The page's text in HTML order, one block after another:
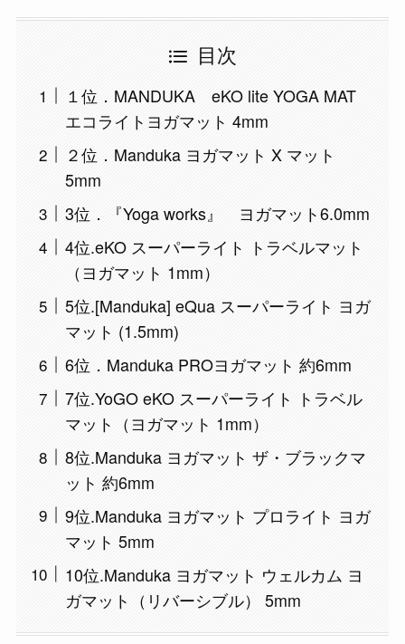
目次
１位．MANDUKA eKO lite YOGA MAT
エコライトヨガマット 4mm
２位．Manduka ヨガマット X マット
5mm
3位．『Yoga works』 ヨガマット6.0mm
4位.eKO スーパーライト トラベルマット
（ヨガマット 1mm）
5位.[Manduka] eQua スーパーライト ヨガ
マット (1.5mm)
6位．Manduka PROヨガマット 約6mm
7位.YoGO eKO スーパーライト トラベル
マット（ヨガマット 1mm）
8位.Manduka ヨガマット ザ・ブラックマ
ット 約6mm
9位.Manduka ヨガマット プロライト ヨガ
マット 5mm
10位.Manduka ヨガマット ウェルカム ヨ
ガマット（リバーシブル） 5mm